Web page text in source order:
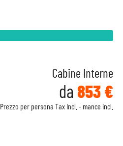
Cabine Interne
da 853 €
Prezzo per persona Tax Incl. - mance incl.